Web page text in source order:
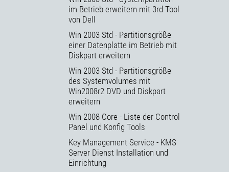
im Betrieb erweitern mit 3rd Tool
von Dell
Win 2003 Std - Partitionsgröße
einer Datenplatte im Betrieb mit
Diskpart erweitern
Win 2003 Std - Partitionsgröße
des Systemvolumes mit
Win2008r2 DVD und Diskpart
erweitern
Win 2008 Core - Liste der Control
Panel und Konfig Tools
Key Management Service - KMS
Server Dienst Installation und
Einrichtung